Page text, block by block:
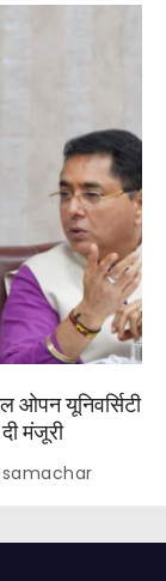
ओपन यूनिवर्सिटी
मंजूरी